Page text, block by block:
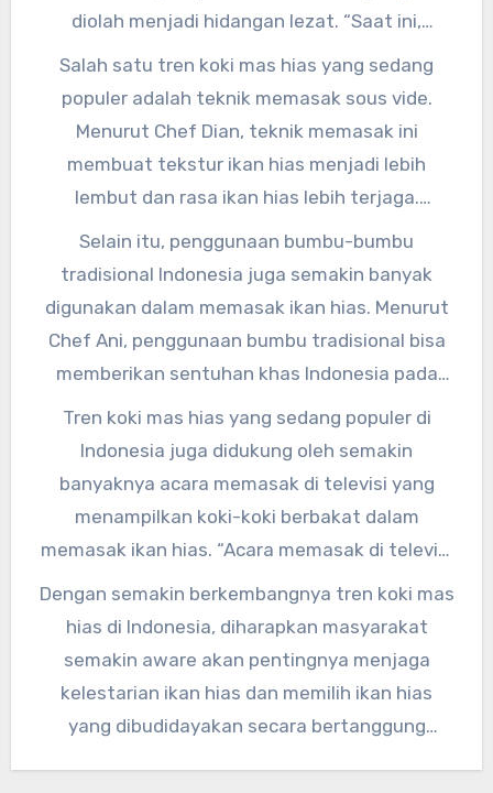
diolah menjadi hidangan lezat. “Saat ini,
masyarakat semakin sadar akan pentingnya
menjaga kelestarian ikan hias. Maka dari itu,
mereka lebih memilih untuk memasak ikan hias
yang sudah dibudidayakan daripada yang
berasal dari alam,” ujarnya.
Salah satu tren koki mas hias yang sedang
populer adalah teknik memasak sous vide.
Menurut Chef Dian, teknik memasak ini
membuat tekstur ikan hias menjadi lebih
lembut dan rasa ikan hias lebih terjaga.
“Dengan menggunakan teknik sous vide, kita
bisa memastikan ikan hias matang secara
merata tanpa kehilangan rasa dan nutrisi,”
tambahnya.
Selain itu, penggunaan bumbu-bumbu
tradisional Indonesia juga semakin banyak
digunakan dalam memasak ikan hias. Menurut
Chef Ani, penggunaan bumbu tradisional bisa
memberikan sentuhan khas Indonesia pada
hidangan ikan hias. “Kombinasi bumbu
tradisional dengan ikan hias yang dipilih
dengan teliti bisa menciptakan hidangan yang
lezat dan menggugah selera,” paparnya.
Tren koki mas hias yang sedang populer di
Indonesia juga didukung oleh semakin
banyaknya acara memasak di televisi yang
menampilkan koki-koki berbakat dalam
memasak ikan hias. “Acara memasak di televisi
bisa menjadi inspirasi bagi para pecinta ikan
hias untuk mencoba membuat hidangan-
hidangan kreatif dengan ikan hias sebagai
bahan utamanya,” ujar Chef Budi.
Dengan semakin berkembangnya tren koki mas
hias di Indonesia, diharapkan masyarakat
semakin aware akan pentingnya menjaga
kelestarian ikan hias dan memilih ikan hias
yang dibudidayakan secara bertanggung